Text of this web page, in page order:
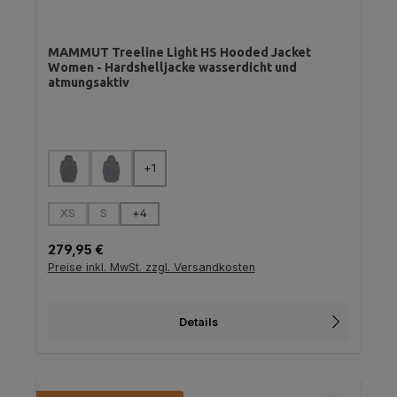
MAMMUT Treeline Light HS Hooded Jacket
Women - Hardshelljacke wasserdicht und
atmungsaktiv
Farbe auswählen
(Diese Option ist zurzeit nicht verfügbar.)
(Diese Option ist zurzeit nicht verfügbar.)
+1
Größe auswählen
XS
(Diese Option ist zurzeit nicht verfügbar.)
S
(Diese Option ist zurzeit nicht verfügbar.)
+4
Regulärer Preis:
279,95 €
Preise inkl. MwSt. zzgl. Versandkosten
Details